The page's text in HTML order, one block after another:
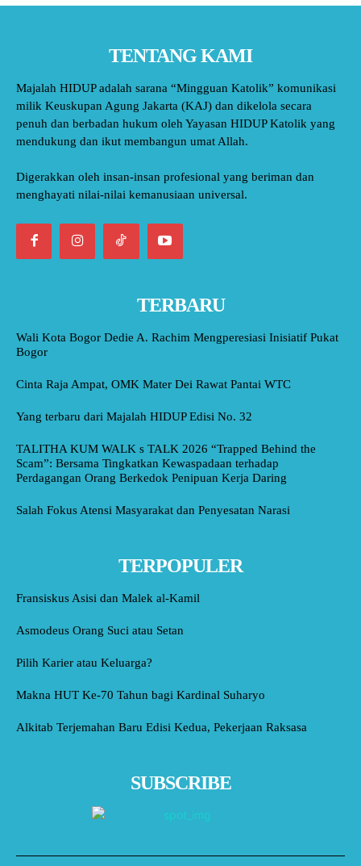
TENTANG KAMI
Majalah HIDUP adalah sarana “Mingguan Katolik” komunikasi
milik Keuskupan Agung Jakarta (KAJ) dan dikelola secara
penuh dan berbadan hukum oleh Yayasan HIDUP Katolik yang
mendukung dan ikut membangun umat Allah.
Digerakkan oleh insan-insan profesional yang beriman dan
menghayati nilai-nilai kemanusiaan universal.
TERBARU
Wali Kota Bogor Dedie A. Rachim Mengperesiasi Inisiatif Pukat
Bogor
Cinta Raja Ampat, OMK Mater Dei Rawat Pantai WTC
Yang terbaru dari Majalah HIDUP Edisi No. 32
TALITHA KUM WALK s TALK 2026 “Trapped Behind the
Scam”: Bersama Tingkatkan Kewaspadaan terhadap
Perdagangan Orang Berkedok Penipuan Kerja Daring
Salah Fokus Atensi Masyarakat dan Penyesatan Narasi
TERPOPULER
Fransiskus Asisi dan Malek al-Kamil
Asmodeus Orang Suci atau Setan
Pilih Karier atau Keluarga?
Makna HUT Ke-70 Tahun bagi Kardinal Suharyo
Alkitab Terjemahan Baru Edisi Kedua, Pekerjaan Raksasa
SUBSCRIBE